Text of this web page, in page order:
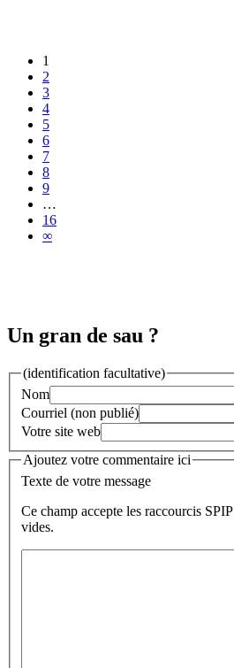
1
2
3
4
5
6
7
8
9
…
16
∞
Un gran de sau ?
(identification facultative)
Nom
Courriel (non publié)
Votre site web
Ajoutez votre commentaire ici
Texte de votre message
Ce champ accepte les raccourcis SPIP
vides.